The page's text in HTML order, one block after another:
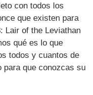
con todos los
que existen para
Lair of the Leviathan
qué es lo que
todos y cuantos de
para que conozcas su